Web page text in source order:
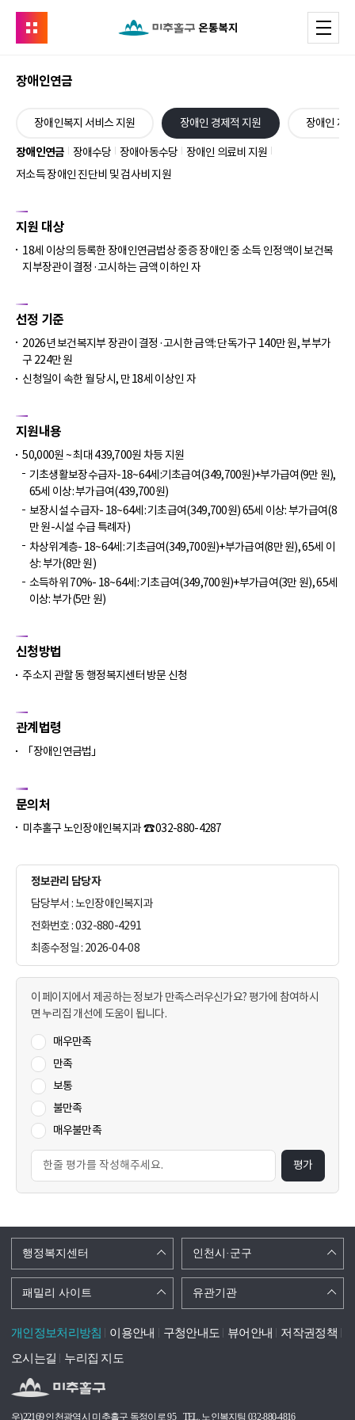
장애인연금
장애인복지 서비스 지원 장애인 경제적 지원 장애인 재
장애인연금 장애수당 장애아동수당
장애인 의료비 지원
저소득 장애인 진단비 및 검사비 지원
지원 대상
18세 이상의 등록한 장애인연금법상 중증 장애인 중 소득 인정액이 보건복
지부장관이 결정·고시하는 금액 이하인 자
선정 기준
2026년 보건복지부 장관이 결정·고시한 금액: 단독가구 140만 원, 부부가
구 224만 원
신청일이 속한 월 당시, 만 18세 이상인 자
지원내용
50,000원 ~ 최대 439,700원 차등 지원
기초생활보장수급자-18~64세:기초급여(349,700원)+부가급여(9만 원),
65세 이상: 부가급여(439,700원)
보장시설 수급자- 18~64세: 기초급여(349,700원) 65세 이상: 부가급여(8
만 원-시설 수급 특례자)
차상위계층- 18~64세: 기초급여(349,700원)+부가급여(8만 원), 65세 이
상: 부가(8만 원)
소득하위 70%- 18~64세: 기초급여(349,700원)+부가급여(3만 원), 65세
이상: 부가(5만 원)
신청방법
주소지 관할 동 행정복지센터 방문 신청
관계법령
「장애인연금법」
문의처
미추홀구 노인장애인복지과 ☎ 032-880-4287
정보관리 담당자
담당부서 : 노인장애인복지과
전화번호 : 032-880-4291
최종수정일 : 2026-04-08
이 페이지에서 제공하는 정보가 만족스러우신가요? 평가에 참여하시
면 누리집 개선에 도움이 됩니다.
매우만족
만족
보통
불만족
매우불만족
평가
행정복지센터 인천시·군구
패밀리 사이트 유관기관
개인정보처리방침 이용안내 구청안내도 뷰어안내
저작권정책
오시는길
누리집 지도
우)22169 인천광역시 미추홀구 독정이로 95 TEL. 노인복지팀 032-880-4816